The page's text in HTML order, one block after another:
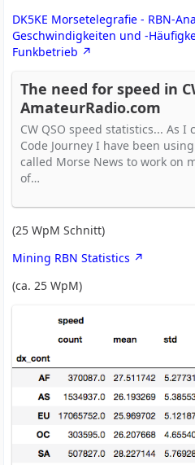
DK5KE Morsetelegrafie - RBN-
Geschwindigkeiten und -
Funkbetrieb
The need for speed in
AmateurRadio.com
CW QSO speed statistics... As
Code Journey I have been
called Morse News to work on
of…
(25 WpM Schnitt)
Mining RBN Statistics
(ca. 25 WpM)